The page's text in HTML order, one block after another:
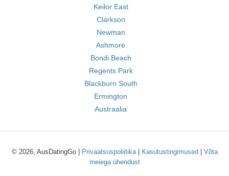
Keilor East
Clarkson
Newman
Ashmore
Bondi Beach
Regents Park
Blackburn South
Ermington
Austraalia
© 2026, AusDatingGo | Privaatsuspoliitika| Kasutustingimused
Võta
meiega ühendust